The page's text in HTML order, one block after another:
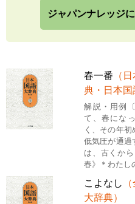
ジャパンナレッジ
春一番 （
典・日本国
解説・用例
て、春にな
く、その年
低気圧が通過
は、古くか
春》＊わたし
こよなし
大辞典）